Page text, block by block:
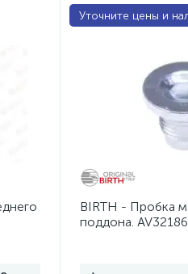
Demio DW3W 1
C 3
3V B8
Cruze 1 J300, J305
1 NH3 1 Опоры
5 E39 Подушки,
Уточните цены и
BIRTH - Пробка
поддона.